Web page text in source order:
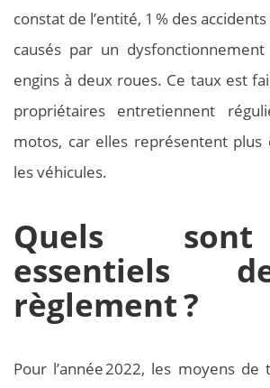
constat de l’entité, 1 % des
causés par un
engins à deux roues. Ce taux est
propriétaires entretiennent
motos, car elles représentent plus
les véhicules.
Quels
essentiels
règlement ?
Pour l’année 2022, les moyens